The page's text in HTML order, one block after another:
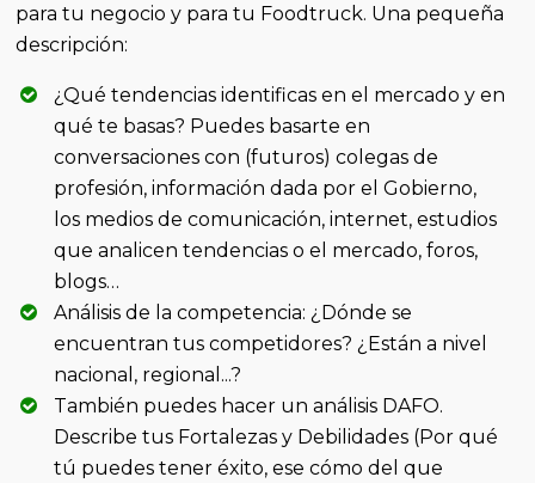
para tu negocio y para tu Foodtruck. Una pequeña
descripción:
¿Qué tendencias identificas en el mercado y en
qué te basas? Puedes basarte en
conversaciones con (futuros) colegas de
profesión, información dada por el Gobierno,
los medios de comunicación, internet, estudios
que analicen tendencias o el mercado, foros,
blogs…
Análisis de la competencia: ¿Dónde se
encuentran tus competidores? ¿Están a nivel
nacional, regional...?
También puedes hacer un análisis DAFO.
Describe tus Fortalezas y Debilidades (Por qué
tú puedes tener éxito, ese cómo del que